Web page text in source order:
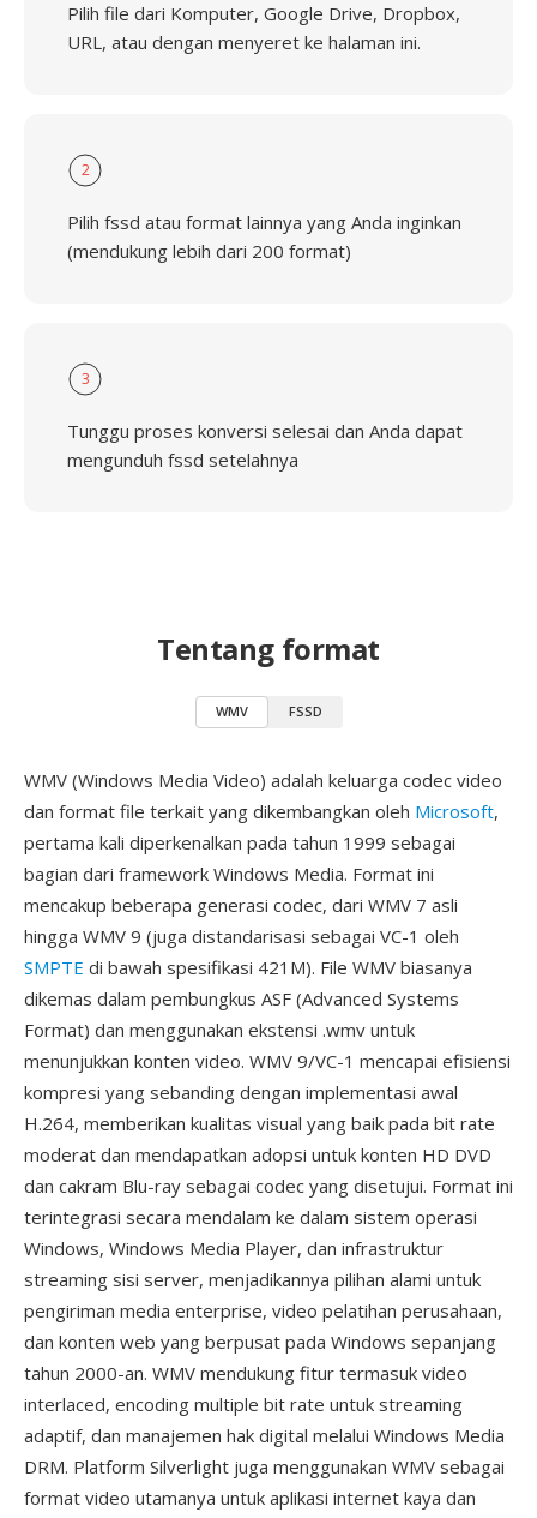
Pilih file dari Komputer, Google Drive, Dropbox,
URL, atau dengan menyeret ke halaman ini.
2
Pilih fssd atau format lainnya yang Anda inginkan
(mendukung lebih dari 200 format)
3
Tunggu proses konversi selesai dan Anda dapat
mengunduh fssd setelahnya
Tentang format
WMV FSSD
WMV (Windows Media Video) adalah keluarga codec video
dan format file terkait yang dikembangkan oleh Microsoft,
pertama kali diperkenalkan pada tahun 1999 sebagai
bagian dari framework Windows Media. Format ini
mencakup beberapa generasi codec, dari WMV 7 asli
hingga WMV 9 (juga distandarisasi sebagai VC-1 oleh
SMPTE di bawah spesifikasi 421M). File WMV biasanya
dikemas dalam pembungkus ASF (Advanced Systems
Format) dan menggunakan ekstensi .wmv untuk
menunjukkan konten video. WMV 9/VC-1 mencapai efisiensi
kompresi yang sebanding dengan implementasi awal
H.264, memberikan kualitas visual yang baik pada bit rate
moderat dan mendapatkan adopsi untuk konten HD DVD
dan cakram Blu-ray sebagai codec yang disetujui. Format ini
terintegrasi secara mendalam ke dalam sistem operasi
Windows, Windows Media Player, dan infrastruktur
streaming sisi server, menjadikannya pilihan alami untuk
pengiriman media enterprise, video pelatihan perusahaan,
dan konten web yang berpusat pada Windows sepanjang
tahun 2000-an. WMV mendukung fitur termasuk video
interlaced, encoding multiple bit rate untuk streaming
adaptif, dan manajemen hak digital melalui Windows Media
DRM. Platform Silverlight juga menggunakan WMV sebagai
format video utamanya untuk aplikasi internet kaya dan